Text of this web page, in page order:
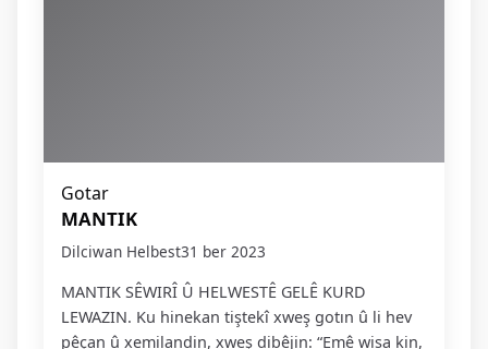
Gotar
MANTIK
Dilciwan Helbest31 ber 2023
MANTIK SÊWIRÎ Û HELWESTÊ GELÊ KURD
LEWAZIN. Ku hinekan tiştekî xweş gotın û li hev
pêçan û xemilandin, xweş dibêjin: “Emê wisa kin,